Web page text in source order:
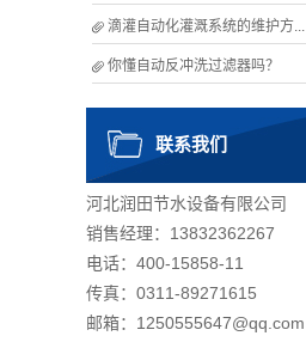
滴灌自动化灌溉系统的维护方...
你懂自动反冲洗过滤器吗？
联系我们
河北润田节水设备有限公司
销售经理：13832362267
电话：400-15858-11
传真：0311-89271615
邮箱：1250555647@qq.com